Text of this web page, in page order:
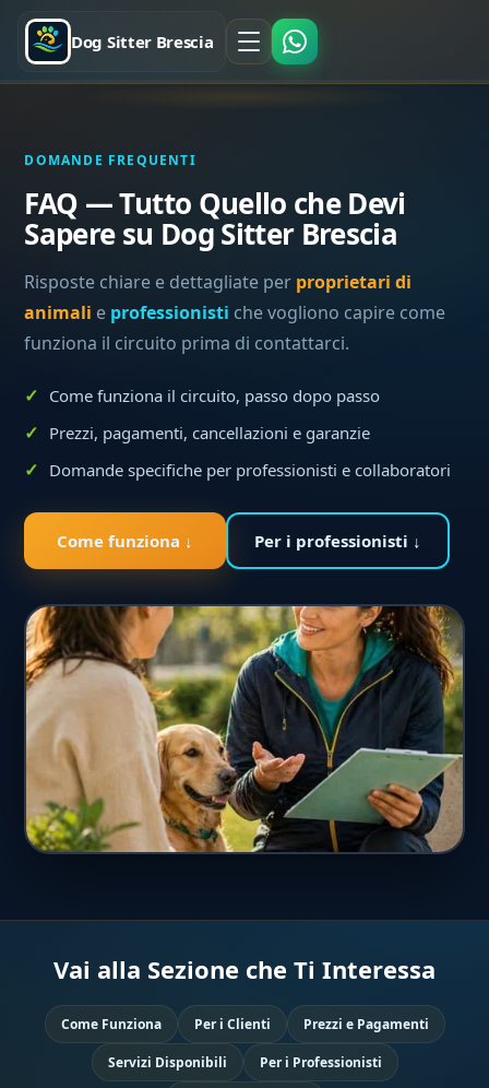
Dog Sitter Brescia
DOMANDE FREQUENTI
FAQ — Tutto Quello che Devi
Sapere su Dog Sitter Brescia
Risposte chiare e dettagliate per proprietari di
animali e professionisti che vogliono capire come
funziona il circuito prima di contattarci.
Come funziona il circuito, passo dopo passo
Prezzi, pagamenti, cancellazioni e garanzie
Domande specifiche per professionisti e collaboratori
Come funziona ↓ Per i professionisti ↓
Vai alla Sezione che Ti Interessa
Come Funziona Per i Clienti Prezzi e Pagamenti
Servizi Disponibili Per i Professionisti